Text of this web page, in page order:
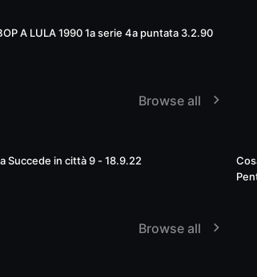
51:15
A LULA 1990 1a serie 4a puntata 3.2.90
Browse all
Succede in città 9 - 18.9.22
Browse all